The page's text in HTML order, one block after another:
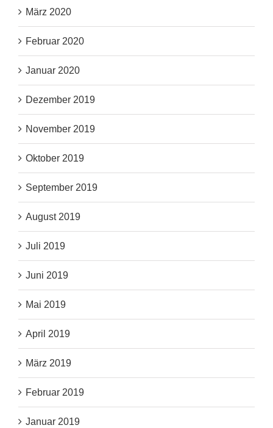
März 2020
Februar 2020
Januar 2020
Dezember 2019
November 2019
Oktober 2019
September 2019
August 2019
Juli 2019
Juni 2019
Mai 2019
April 2019
März 2019
Februar 2019
Januar 2019